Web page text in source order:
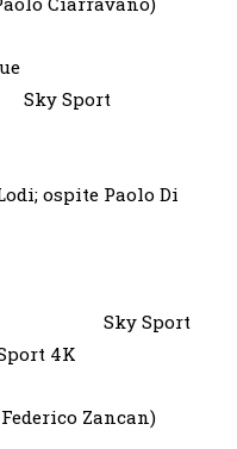
Paolo Di
Sport
4K
Zancan)